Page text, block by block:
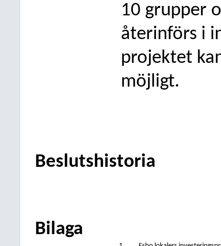
10 grupper
återinförs i
projektet
möjligt.
Beslutshistoria
Bilaga